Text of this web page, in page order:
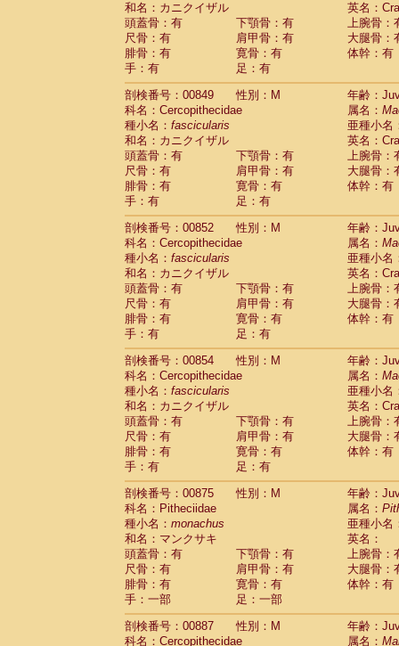
和名：カニクイザル
英名：
頭蓋骨：有
下顎骨：有
上腕骨：
尺骨：有
肩甲骨：有
大腿骨：
腓骨：有
寛骨：有
体幹：有
手：有
足：有
剖検番号：00849
性別：M
年齢：
科名：Cercopithecidae
属名：
種小名： fascicularis
亜種小名
和名：カニクイザル
英名：
頭蓋骨：有
下顎骨：有
上腕骨：
尺骨：有
肩甲骨：有
大腿骨：
腓骨：有
寛骨：有
体幹：有
手：有
足：有
剖検番号：00852
性別：M
年齢：
科名：Cercopithecidae
属名：
種小名： fascicularis
亜種小名
和名：カニクイザル
英名：
頭蓋骨：有
下顎骨：有
上腕骨：
尺骨：有
肩甲骨：有
大腿骨：
腓骨：有
寛骨：有
体幹：有
手：有
足：有
剖検番号：00854
性別：M
年齢：
科名：Cercopithecidae
属名：
種小名： fascicularis
亜種小名
和名：カニクイザル
英名：
頭蓋骨：有
下顎骨：有
上腕骨：
尺骨：有
肩甲骨：有
大腿骨：
腓骨：有
寛骨：有
体幹：有
手：有
足：有
剖検番号：00875
性別：M
年齢：
科名：Pitheciidae
属名：
種小名： monachus
亜種小名
和名：マンクサキ
英名：
頭蓋骨：有
下顎骨：有
上腕骨：
尺骨：有
肩甲骨：有
大腿骨：
腓骨：有
寛骨：有
体幹：有
手：一部
足：一部
剖検番号：00887
性別：M
年齢：
科名：Cercopithecidae
属名：